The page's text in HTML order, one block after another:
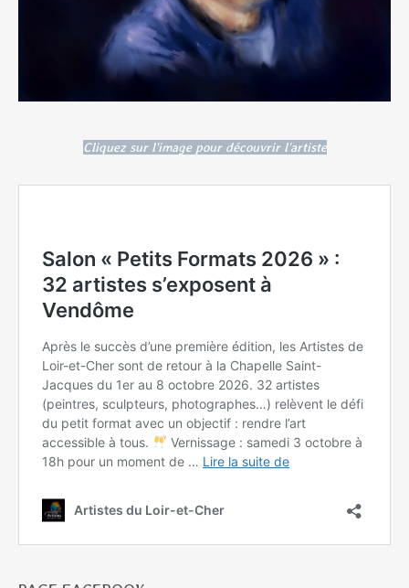
Cliquez sur l'image pour découvrir l'artiste